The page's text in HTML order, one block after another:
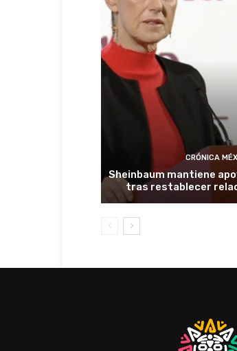
CRÓNICA
Sheinbaum mantiene
tras restablecer